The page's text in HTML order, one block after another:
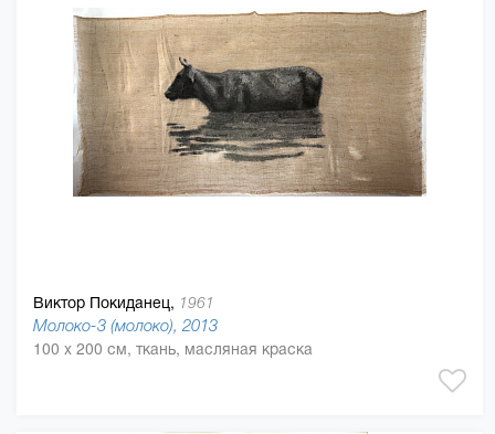
Виктор Покиданец, 1961
Молоко-3 (молоко), 2013
100 x 200 см, ткань, масляная краска